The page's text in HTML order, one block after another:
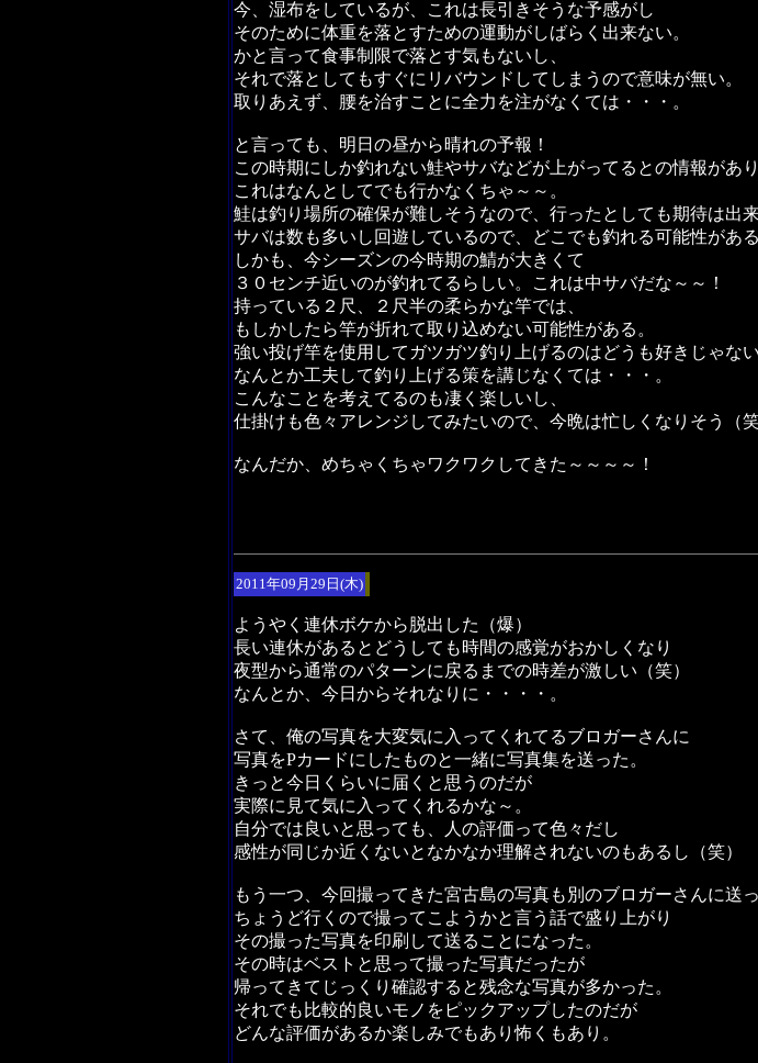
今、湿布をしているが、これは長引きそうな予感がし
そのために体重を落とすための運動がしばらく出来ない。
かと言って食事制限で落とす気もないし、
それで落としてもすぐにリバウンドしてしまうので意味が無い。
取りあえず、腰を治すことに全力を注がなくては・・・。
と言っても、明日の昼から晴れの予報！
この時期にしか釣れない鮭やサバなどが上がってるとの情報があり
これはなんとしてでも行かなくちゃ～～。
鮭は釣り場所の確保が難しそうなので、行ったとしても期待は出
サバは数も多いし回遊しているので、どこでも釣れる可能性がある
しかも、今シーズンの今時期の鯖が大きくて
３０センチ近いのが釣れてるらしい。これは中サバだな～～！
持っている２尺、２尺半の柔らかな竿では、
もしかしたら竿が折れて取り込めない可能性がある。
強い投げ竿を使用してガツガツ釣り上げるのはどうも好きじゃな
なんとか工夫して釣り上げる策を講じなくては・・・。
こんなことを考えてるのも凄く楽しいし、
仕掛けも色々アレンジしてみたいので、今晩は忙しくなりそう（笑
なんだか、めちゃくちゃワクワクしてきた～～～～！
2011年09月29日(木)
ようやく連休ボケから脱出した（爆）
長い連休があるとどうしても時間の感覚がおかしくなり
夜型から通常のパターンに戻るまでの時差が激しい（笑）
なんとか、今日からそれなりに・・・・。
さて、俺の写真を大変気に入ってくれてるブロガーさんに
写真をPカードにしたものと一緒に写真集を送った。
きっと今日くらいに届くと思うのだが
実際に見て気に入ってくれるかな～。
自分では良いと思っても、人の評価って色々だし
感性が同じか近くないとなかなか理解されないのもあるし（笑）
もう一つ、今回撮ってきた宮古島の写真も別のブロガーさんに送っ
ちょうど行くので撮ってこようかと言う話で盛り上がり
その撮った写真を印刷して送ることになった。
その時はベストと思って撮った写真だったが
帰ってきてじっくり確認すると残念な写真が多かった。
それでも比較的良いモノをピックアップしたのだが
どんな評価があるか楽しみでもあり怖くもあり。